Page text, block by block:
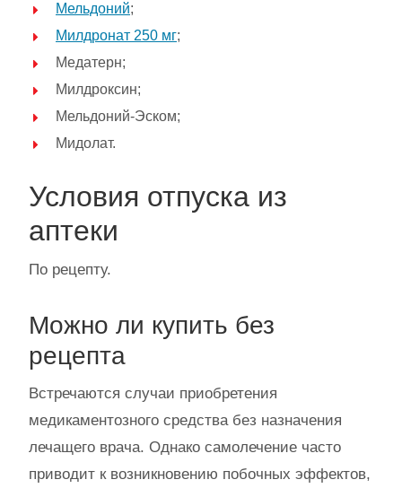
Мельдоний;
Милдронат 250 мг;
Медатерн;
Милдроксин;
Мельдоний-Эском;
Мидолат.
Условия отпуска из
аптеки
По рецепту.
Можно ли купить без
рецепта
Встречаются случаи приобретения
медикаментозного средства без назначения
лечащего врача. Однако самолечение часто
приводит к возникновению побочных эффектов,